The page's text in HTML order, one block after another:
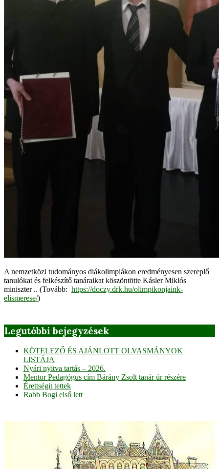
A nemzetközi tudományos diákolimpiákon eredményesen szereplő
tanulókat és felkészítő tanáraikat köszöntötte Kásler Miklós
miniszter .. (Tovább: https://doczy.drk.hu/olimpikonjaink-
elismerese/)
Legutóbbi bejegyzések
KÖTELEZŐ ÉS AJÁNLOTT OLVASMÁNYOK
LISTÁJA
Nyári nyitva tartás – 2026.
Mentor Pedagógus cím Bárány Zsolt tanár úr részére
Érettségit tettek
Rabb Bogi első lett